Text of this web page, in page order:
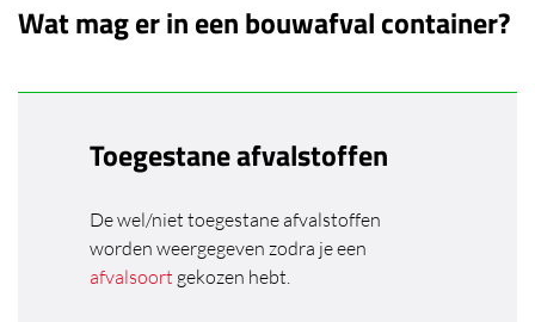
Wat mag er in een bouwafval container?
Toegestane afvalstoffen
De wel/niet toegestane afvalstoffen
worden weergegeven zodra je een
afvalsoort gekozen hebt.